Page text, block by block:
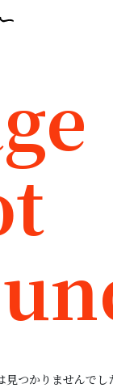
見つかりませんでし